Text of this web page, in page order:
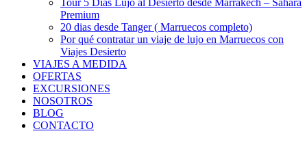
Tour 5 Días Lujo al Desierto desde Marrakech – Sahara
Premium
20 dias desde Tanger ( Marruecos completo)
Por qué contratar un viaje de lujo en Marruecos con
Viajes Desierto
VIAJES A MEDIDA
OFERTAS
EXCURSIONES
NOSOTROS
BLOG
CONTACTO